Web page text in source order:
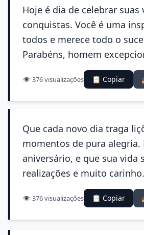
Hoje é dia de celebrar suas
conquistas. Você é uma
todos e merece todo o
Parabéns, homem
👁️ 376 visualizações 📋 Copiar
Que cada novo dia traga
momentos de pura alegria.
aniversário, e que sua vida
realizações e muito carinho.
👁️ 376 visualizações 📋 Copiar